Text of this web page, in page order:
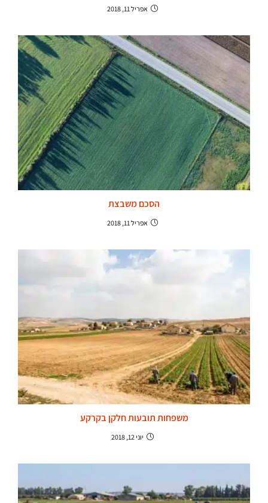
אפריל 11, 2018
הסכם משבצת
אפריל 11, 2018
משפחות תובעות חלקן בקרקע
יוני 12, 2018